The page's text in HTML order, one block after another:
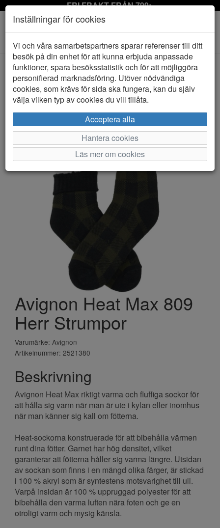
FRI FRAKT FRÅN 799:-
Toggle
navigation
HEM AVIGNON
Avignon Heat Max 809
Herr Strumpor
Varumärke: Avignon
Artikelnummer: 2521380
Beskrivning
Avignon Heat Max riktigt varma och fluffiga sockor för
att hålla sig varm när man är ute i kylan eller inomhus
när man känner sig kall om fötterna.
Heat-sockorna konstruerade för att bibehålla värmen
runt dina fötter. Garnet har hög densitet, vilket
garanterar att fötterna håller sig varma längre. Utsidan
av sockan som finns i en mängd olika färger, är stickad
i 100 % akryl som är syntestens motsvarighet till ull.
Varpå insidan är 100 % uppruggad polyester för att
bibehålla den varma luften nära foten och ge en
otroligt varm och mysig känsla.
Inställningar för cookies
Vi och våra samarbetspartners sparar referenser till ditt
besök på din enhet för att kunna erbjuda anpassade
funktioner, spara besöksstatistik och för att möjliggöra
personifierad marknadsföring. Utöver nödvändiga
cookies, som krävs för sida ska fungera, kan du själv
välja vilken typ av cookies du vill tillåta.
Acceptera alla
Hantera cookies
Läs mer om cookies